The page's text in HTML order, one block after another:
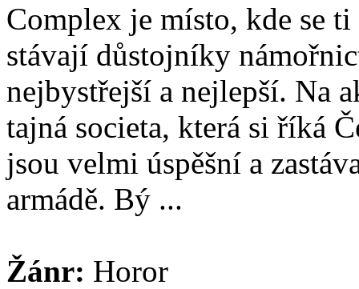
Complex je místo, kde se
stávají důstojníky
nejbystřejší a nejlepší. Na
tajná societa, která si říká
jsou velmi úspěšní a
armádě. Bý ...
Žánr: Horor